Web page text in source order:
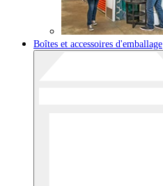
Boîtes et accessoires d'emballage